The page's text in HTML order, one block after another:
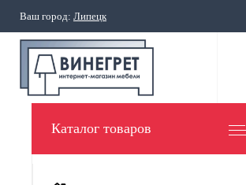
Ваш город: Липецк
Каталог товаров